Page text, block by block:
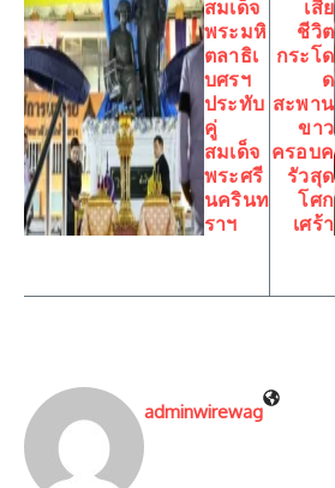
สมเด็จ
พระมหิ
ตลาธิเ
บศรฯ
ประทับ
คู่
สมเด็จ
พระศรี
นครินท
ราฯ
เสีย
ชีวิต
กระโด
ด
สะพาน
ขาว
ครอบค
รัวสุด
โศก
เศร้า
adminwirewag